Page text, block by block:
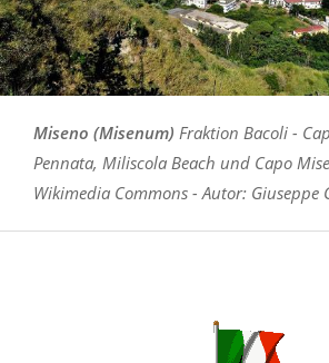
Miseno (Misenum) Fraktion Bacoli -
Pennata, Miliscola Beach und Capo
Wikimedia Commons - Autor: Giuseppe